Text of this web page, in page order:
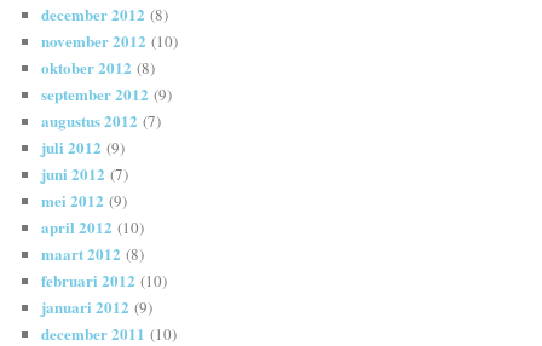
december 2012 (8)
november 2012 (10)
oktober 2012 (8)
september 2012 (9)
augustus 2012 (7)
juli 2012 (9)
juni 2012 (7)
mei 2012 (9)
april 2012 (10)
maart 2012 (8)
februari 2012 (10)
januari 2012 (9)
december 2011 (10)